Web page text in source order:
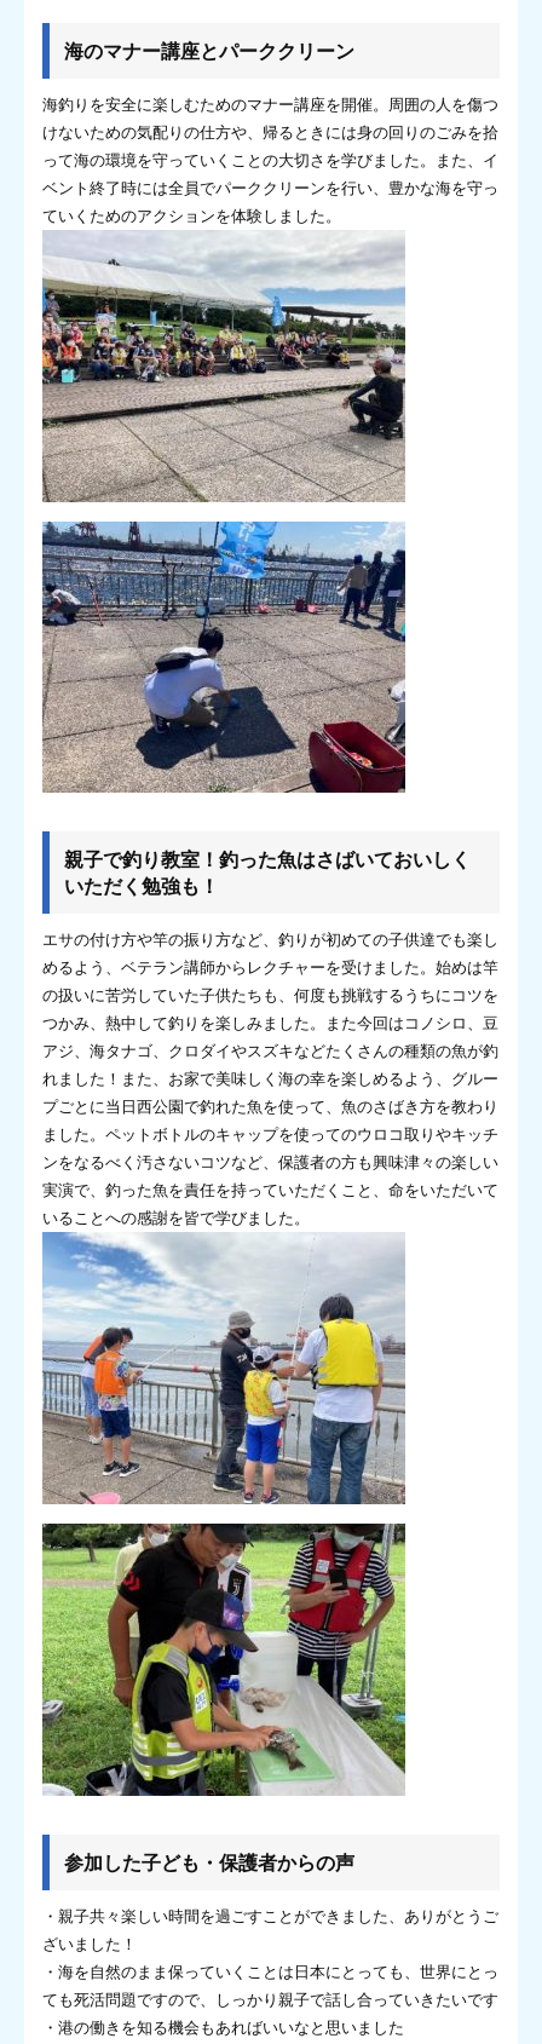
海のマナー講座とパーククリーン
海釣りを安全に楽しむためのマナー講座を開催。周囲の人を傷つ
けないための気配りの仕方や、帰るときには身の回りのごみを拾
って海の環境を守っていくことの大切さを学びました。また、イ
ベント終了時には全員でパーククリーンを行い、豊かな海を守っ
ていくためのアクションを体験しました。
親子で釣り教室！釣った魚はさばいておいしく
いただく勉強も！
エサの付け方や竿の振り方など、釣りが初めての子供達でも楽し
めるよう、ベテラン講師からレクチャーを受けました。始めは竿
の扱いに苦労していた子供たちも、何度も挑戦するうちにコツを
つかみ、熱中して釣りを楽しみました。また今回はコノシロ、豆
アジ、海タナゴ、クロダイやスズキなどたくさんの種類の魚が釣
れました！また、お家で美味しく海の幸を楽しめるよう、グルー
プごとに当日西公園で釣れた魚を使って、魚のさばき方を教わり
ました。ペットボトルのキャップを使ってのウロコ取りやキッチ
ンをなるべく汚さないコツなど、保護者の方も興味津々の楽しい
実演で、釣った魚を責任を持っていただくこと、命をいただいて
いることへの感謝を皆で学びました。
参加した子ども・保護者からの声
・親子共々楽しい時間を過ごすことができました、ありがとうご
ざいました！
・海を自然のまま保っていくことは日本にとっても、世界にとっ
ても死活問題ですので、しっかり親子で話し合っていきたいです
・港の働きを知る機会もあればいいなと思いました